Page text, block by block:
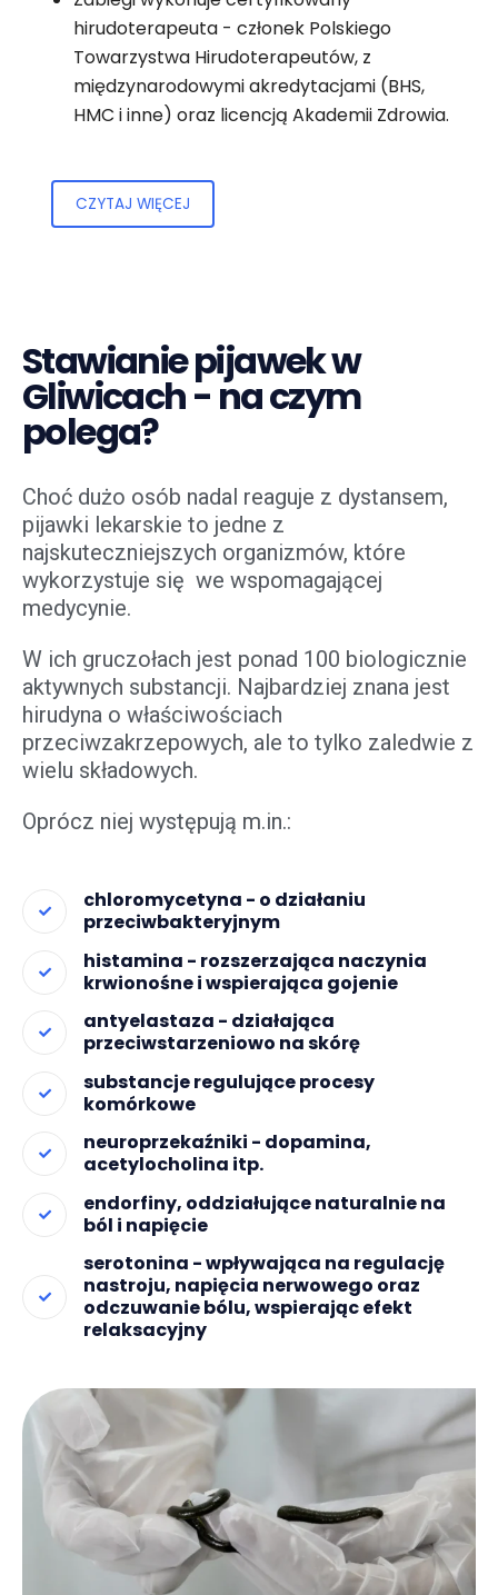
hirudoterapeuta - członek Polskiego
Towarzystwa Hirudoterapeutów, z
międzynarodowymi akredytacjami (BHS,
HMC i inne) oraz licencją Akademii Zdrowia.
CZYTAJ WIĘCEJ
Stawianie pijawek w
Gliwicach - na czym
polega?
Choć dużo osób nadal reaguje z dystansem,
pijawki lekarskie to jedne z
najskuteczniejszych organizmów, które
wykorzystuje się we wspomagającej
medycynie.
W ich gruczołach jest ponad 100 biologicznie
aktywnych substancji. Najbardziej znana jest
hirudyna o właściwościach
przeciwzakrzepowych, ale to tylko zaledwie z
wielu składowych.
Oprócz niej występują m.in.:
chloromycetyna - o działaniu
przeciwbakteryjnym
histamina - rozszerzająca naczynia
krwionośne i wspierająca gojenie
antyelastaza - działająca
przeciwstarzeniowo na skórę
substancje regulujące procesy
komórkowe
neuroprzekaźniki - dopamina,
acetylocholina itp.
endorfiny, oddziałujące naturalnie na
ból i napięcie
serotonina - wpływająca na regulację
nastroju, napięcia nerwowego oraz
odczuwanie bólu, wspierając efekt
relaksacyjny